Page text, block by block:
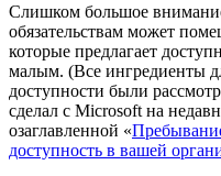
Слишком большое
обязательствам может
которые предлагает
малым. (Все ингредиенты
доступности были
сделал с Microsoft на
озаглавленной «
доступность в вашей